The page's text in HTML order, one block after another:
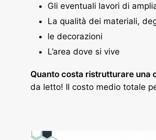
Gli eventuali lavori di
La qualità dei materiali,
le decorazioni
L’area dove si vive
Quanto costa ristrutturare una
da letto! Il costo medio totale